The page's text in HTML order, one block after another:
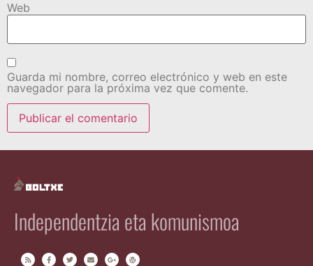
Web
Guarda mi nombre, correo electrónico y web en este
navegador para la próxima vez que comente.
Independentzia eta komunismoa